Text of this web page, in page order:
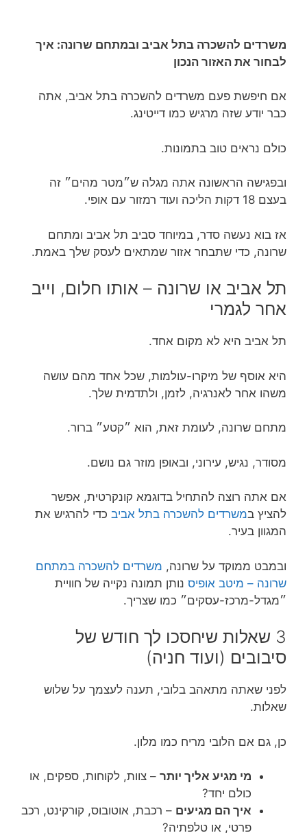
משרדים להשכרה בתל אביב ובמתחם שרונה: איך
לבחור את האזור הנכון
אם חיפשת פעם משרדים להשכרה בתל אביב, אתה
כבר יודע שזה מרגיש כמו דייטינג.
כולם נראים טוב בתמונות.
ובפגישה הראשונה אתה מגלה ש״מטר מהים״ זה
בעצם 18 דקות הליכה ועוד רמזור עם אופי.
אז בוא נעשה סדר, במיוחד סביב תל אביב ומתחם
שרונה, כדי שתבחר אזור שמתאים לעסק שלך באמת.
תל אביב או שרונה – אותו חלום, וייב
אחר לגמרי
תל אביב היא לא מקום אחד.
היא אוסף של מיקרו-עולמות, שכל אחד מהם עושה
משהו אחר לאנרגיה, לזמן, ולתדמית שלך.
מתחם שרונה, לעומת זאת, הוא ״קטע״ ברור.
מסודר, נגיש, עירוני, ובאופן מוזר גם נושם.
אם אתה רוצה להתחיל בדוגמא קונקרטית, אפשר
להציץ במשרדים להשכרה בתל אביב כדי להרגיש את
המגוון בעיר.
ובמבט ממוקד על שרונה, משרדים להשכרה במתחם
שרונה – מיטב אופיס נותן תמונה נקייה של חוויית
״מגדל-מרכז-עסקים״ כמו שצריך.
3 שאלות שיחסכו לך חודש של
סיבובים (ועוד חניה)
לפני שאתה מתאהב בלובי, תענה לעצמך על שלוש
שאלות.
כן, גם אם הלובי מריח כמו מלון.
מי מגיע אליך יותר – צוות, לקוחות, ספקים, או
כולם יחד?
איך הם מגיעים – רכבת, אוטובוס, קורקינט, רכב
פרטי, או טלפתיה?